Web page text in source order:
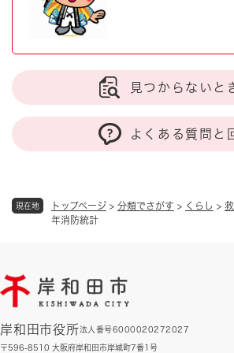
現在地 トップページ > 分類でさがす > くらし >
年消防統計
見つからないと
よくある質問と
岸和田市役所法人番号6000020272027
〒596-8510 大阪府岸和田市岸城町7番1号